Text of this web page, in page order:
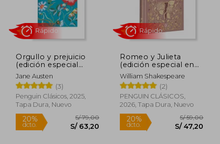
Rápido
Orgullo y prejuicio
(edición especial
limitada)
Jane Austen
(3)
Penguin Clásicos, 2025,
Tapa Dura, Nuevo
Romeo y Julieta
(edición especial en
tapa dura)
William Shakespeare
(2)
PENGUIN CLÁSICOS,
2026, Tapa Dura, Nuevo